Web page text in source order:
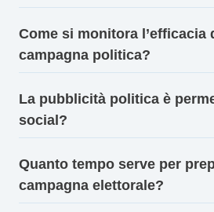
Come si monitora l’efficacia
campagna politica?
La pubblicità politica è
social?
Quanto tempo serve per
campagna elettorale?